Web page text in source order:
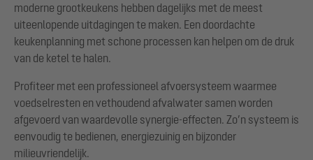
moderne grootkeukens hebben dagelijks met de meest
uiteenlopende uitdagingen te maken. Een doordachte
keukenplanning met schone processen kan helpen om de druk
van de ketel te halen.
Profiteer met een professioneel afvoersysteem waarmee
voedselresten en vethoudend afvalwater samen worden
afgevoerd van waardevolle synergie-effecten. Zo’n systeem is
eenvoudig te bedienen, energiezuinig en bijzonder
milieuvriendelijk.